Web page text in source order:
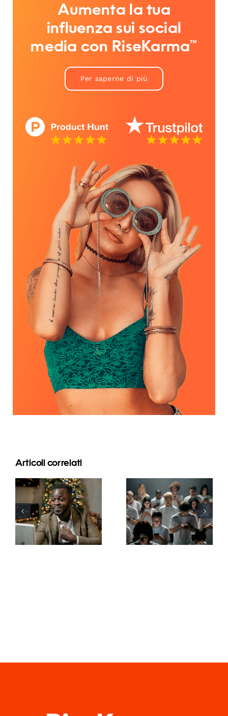
Aumenta la tua
influenza sui social
media con RiseKarma™
Per saperne di più
Articoli correlati
Come
nascondere i
follower su
LinkedIn per
proteggere
Consigli per
creare
annunci
Facebook
straordinari
che